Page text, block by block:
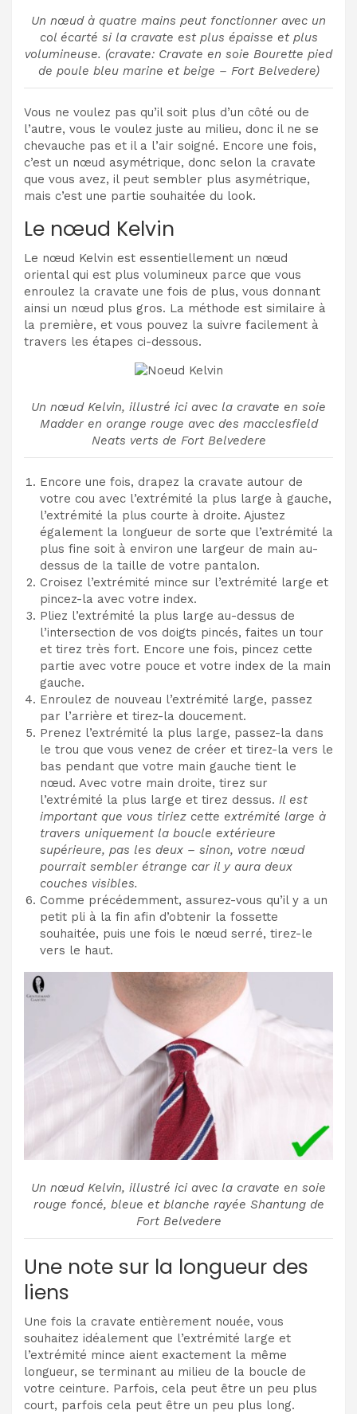
Un nœud à quatre mains peut fonctionner avec un
col écarté si la cravate est plus épaisse et plus
volumineuse. (cravate: Cravate en soie Bourette pied
de poule bleu marine et beige – Fort Belvedere)
Vous ne voulez pas qu’il soit plus d’un côté ou de
l’autre, vous le voulez juste au milieu, donc il ne se
chevauche pas et il a l’air soigné. Encore une fois,
c’est un nœud asymétrique, donc selon la cravate
que vous avez, il peut sembler plus asymétrique,
mais c’est une partie souhaitée du look.
Le nœud Kelvin
Le nœud Kelvin est essentiellement un nœud
oriental qui est plus volumineux parce que vous
enroulez la cravate une fois de plus, vous donnant
ainsi un nœud plus gros. La méthode est similaire à
la première, et vous pouvez la suivre facilement à
travers les étapes ci-dessous.
Un nœud Kelvin, illustré ici avec la cravate en soie
Madder en orange rouge avec des macclesfield
Neats verts de Fort Belvedere
Encore une fois, drapez la cravate autour de
votre cou avec l’extrémité la plus large à gauche,
l’extrémité la plus courte à droite. Ajustez
également la longueur de sorte que l’extrémité la
plus fine soit à environ une largeur de main au-
dessus de la taille de votre pantalon.
Croisez l’extrémité mince sur l’extrémité large et
pincez-la avec votre index.
Pliez l’extrémité la plus large au-dessus de
l’intersection de vos doigts pincés, faites un tour
et tirez très fort. Encore une fois, pincez cette
partie avec votre pouce et votre index de la main
gauche.
Enroulez de nouveau l’extrémité large, passez
par l’arrière et tirez-la doucement.
Prenez l’extrémité la plus large, passez-la dans
le trou que vous venez de créer et tirez-la vers le
bas pendant que votre main gauche tient le
nœud. Avec votre main droite, tirez sur
l’extrémité la plus large et tirez dessus. Il est
important que vous tiriez cette extrémité large à
travers uniquement la boucle extérieure
supérieure, pas les deux – sinon, votre nœud
pourrait sembler étrange car il y aura deux
couches visibles.
Comme précédemment, assurez-vous qu’il y a un
petit pli à la fin afin d’obtenir la fossette
souhaitée, puis une fois le nœud serré, tirez-le
vers le haut.
Un nœud Kelvin, illustré ici avec la cravate en soie
rouge foncé, bleue et blanche rayée Shantung de
Fort Belvedere
Une note sur la longueur des
liens
Une fois la cravate entièrement nouée, vous
souhaitez idéalement que l’extrémité large et
l’extrémité mince aient exactement la même
longueur, se terminant au milieu de la boucle de
votre ceinture. Parfois, cela peut être un peu plus
court, parfois cela peut être un peu plus long.